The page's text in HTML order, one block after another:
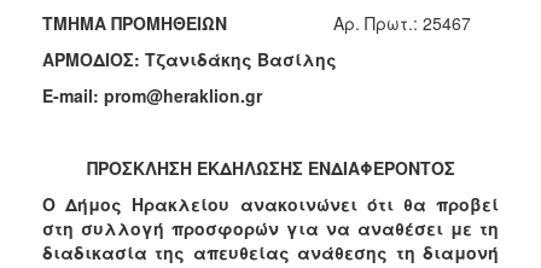
2017
2016
2015
ΤΟΠΟΣ
ΤΜΗΜΑ ΠΡΟΜΗΘΕΙΩΝ Αρ. Πρωτ.: 25467
ΑΡΜΟΔΙΟΣ: Τζανιδάκης Βασίλης
E-mail: prom@heraklion.gr
ΠΡΟΣΚΛΗΣΗ ΕΚΔΗΛΩΣΗΣ ΕΝΔΙΑΦΕΡΟΝΤΟΣ
Ο Δήμος Ηρακλείου ανακοινώνει ότι θα προβεί
στη συλλογή προσφορών για να αναθέσει με τη
διαδικασία της απευθείας ανάθεσης τη διαμονή